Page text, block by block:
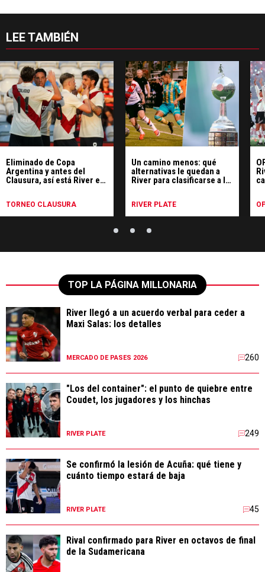
LEE TAMBIÉN
Eliminado de Copa
Argentina y antes del
Clausura, así está River en
Libertadores 2027
TORNEO CLAUSURA
Un camino menos: qué
alternativas le quedan a
River para clasificarse a la
RIVER PLATE
TOP LA PÁGINA MILLONARIA
River llegó a un acuerdo verbal para ceder a
Maxi Salas: los detalles
MERCADO DE PASES 2026 260
"Los del container": el punto de quiebre entre
Coudet, los jugadores y los hinchas
RIVER PLATE 249
Se confirmó la lesión de Acuña: qué tiene y
cuánto tiempo estará de baja
RIVER PLATE 45
Rival confirmado para River en octavos de final
de la Sudamericana